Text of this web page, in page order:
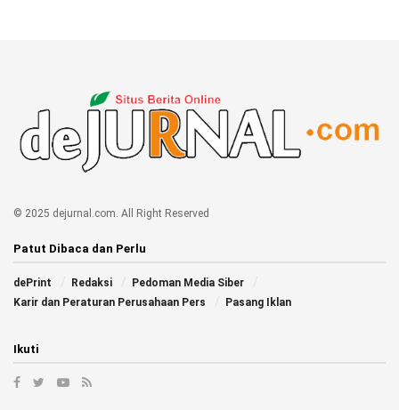
© 2025 dejurnal.com. All Right Reserved
Patut Dibaca dan Perlu
dePrint Redaksi
Pedoman Media Siber
Karir dan Peraturan Perusahaan Pers
Pasang Iklan
Ikuti